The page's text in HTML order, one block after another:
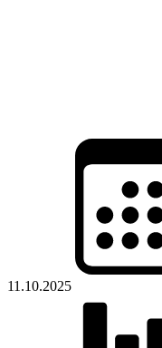
11.10.2025